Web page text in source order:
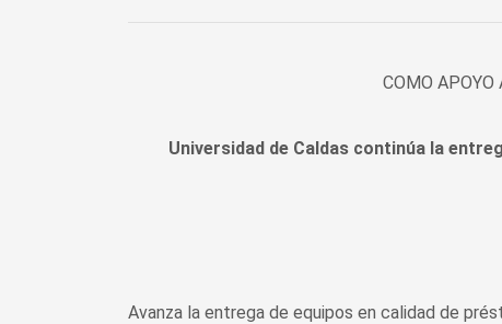
COMO APOYO
Universidad de Caldas continúa la
Avanza la entrega de equipos en calidad de